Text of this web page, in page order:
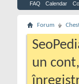
FAQ Calendar
Forum
un